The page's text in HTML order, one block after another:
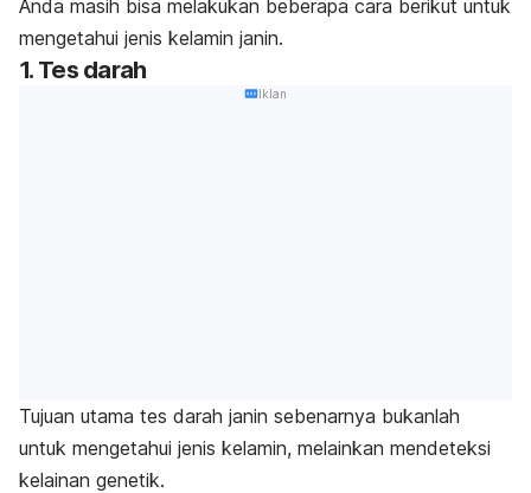
Anda masih bisa melakukan beberapa cara berikut untuk
mengetahui jenis kelamin janin.
1. Tes darah
Iklan
Tujuan utama tes darah janin sebenarnya bukanlah
untuk mengetahui jenis kelamin, melainkan mendeteksi
kelainan genetik.